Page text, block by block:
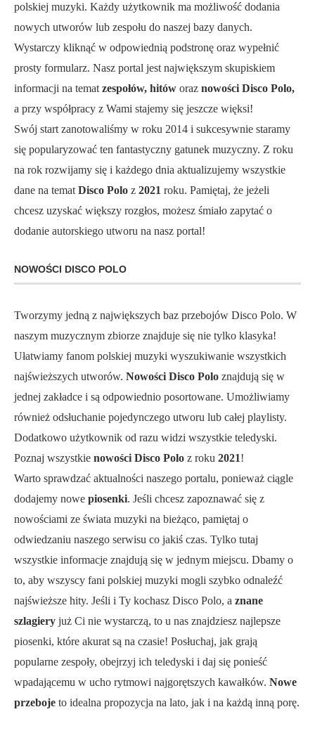
polskiej muzyki. Każdy użytkownik ma możliwość dodania
nowych utworów lub zespołu do naszej bazy danych.
Wystarczy kliknąć w odpowiednią podstronę oraz wypełnić
prosty formularz. Nasz portal jest największym skupiskiem
informacji na temat zespołów, hitów oraz nowości Disco Polo,
a przy współpracy z Wami stajemy się jeszcze więksi!
Swój start zanotowaliśmy w roku 2014 i sukcesywnie staramy
się popularyzować ten fantastyczny gatunek muzyczny. Z roku
na rok rozwijamy się i każdego dnia aktualizujemy wszystkie
dane na temat Disco Polo z 2021 roku. Pamiętaj, że jeżeli
chcesz uzyskać większy rozgłos, możesz śmiało zapytać o
dodanie autorskiego utworu na nasz portal!
NOWOŚCI DISCO POLO
Tworzymy jedną z największych baz przebojów Disco Polo. W
naszym muzycznym zbiorze znajduje się nie tylko klasyka!
Ułatwiamy fanom polskiej muzyki wyszukiwanie wszystkich
najświeższych utworów. Nowości Disco Polo znajdują się w
jednej zakładce i są odpowiednio posortowane. Umożliwiamy
również odsłuchanie pojedynczego utworu lub całej playlisty.
Dodatkowo użytkownik od razu widzi wszystkie teledyski.
Poznaj wszystkie nowości Disco Polo z roku 2021!
Warto sprawdzać aktualności naszego portalu, ponieważ ciągle
dodajemy nowe piosenki. Jeśli chcesz zapoznawać się z
nowościami ze świata muzyki na bieżąco, pamiętaj o
odwiedzaniu naszego serwisu co jakiś czas. Tylko tutaj
wszystkie informacje znajdują się w jednym miejscu. Dbamy o
to, aby wszyscy fani polskiej muzyki mogli szybko odnaleźć
najświeższe hity. Jeśli i Ty kochasz Disco Polo, a znane
szlagiery już Ci nie wystarczą, to u nas znajdziesz najlepsze
piosenki, które akurat są na czasie! Posłuchaj, jak grają
popularne zespoły, obejrzyj ich teledyski i daj się ponieść
wpadającemu w ucho rytmowi najgorętszych kawałków. Nowe
przeboje to idealna propozycja na lato, jak i na każdą inną porę.